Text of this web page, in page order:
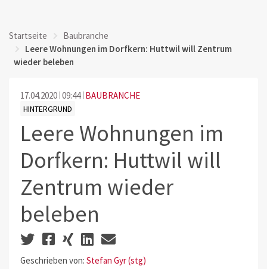
Startseite
Baubranche
Leere Wohnungen im Dorfkern: Huttwil will Zentrum
wieder beleben
17.04.2020 09:44 BAUBRANCHE
HINTERGRUND
Leere Wohnungen im
Dorfkern: Huttwil will
Zentrum wieder
beleben
Geschrieben von: Stefan Gyr (stg)